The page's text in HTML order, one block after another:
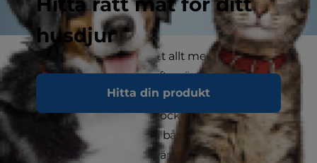
husdjur
Hitta din produkt
Nuförtiden lever vi alla ett allt mer hektiskt liv.
Ordet "stress" används ofta när det gäller
människor, men stress kan också vara ett stort
problem för våra hundar också. Stress kan orsaka
många hälsoproblem på både kort och lång sikt,
t.ex. matsmältningsbesvär som diarré eller kolit.